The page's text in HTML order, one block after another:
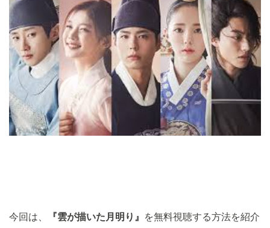
今回は、 『雲が描いた月明り』 を無料視聴する方法を紹介